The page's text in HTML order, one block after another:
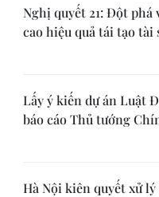
Nghị quyết 21: Đột phá
cao hiệu quả tái tạo tài
Lấy ý kiến dự án Luật
báo cáo Thủ tướng
Hà Nội kiên quyết xử